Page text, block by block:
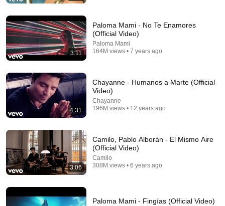
Maluma - Felices los 4 (Official Video)
Maluma • 1.9B views
Shorts remixing this video
3:11
Paloma Mami - No Te Enamores
(Official Video)
Paloma Mami
164M views • 7 years ago
4:31
Chayanne - Humanos a Marte (Official
Video)
Chayanne
196M views • 12 years ago
3:06
Camilo, Pablo Alborán - El Mismo Aire
(Official Video)
Camilo
308M views • 6 years ago
Paloma Mami - Fingías (Official Video)